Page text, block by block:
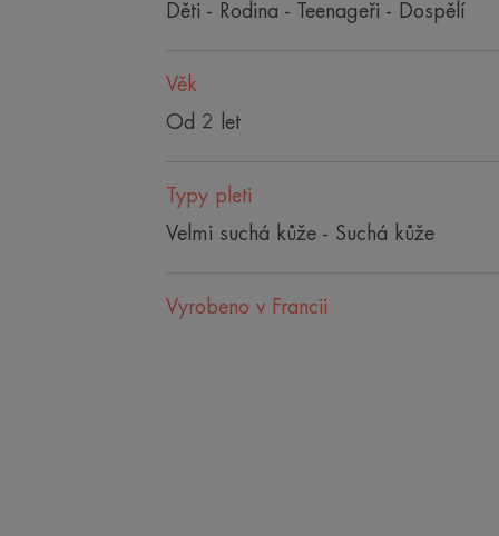
Děti - Rodina - Teenageři - Dospělí
Věk
Od 2 let
Typy pleti
Velmi suchá kůže - Suchá kůže
Vyrobeno v Francii